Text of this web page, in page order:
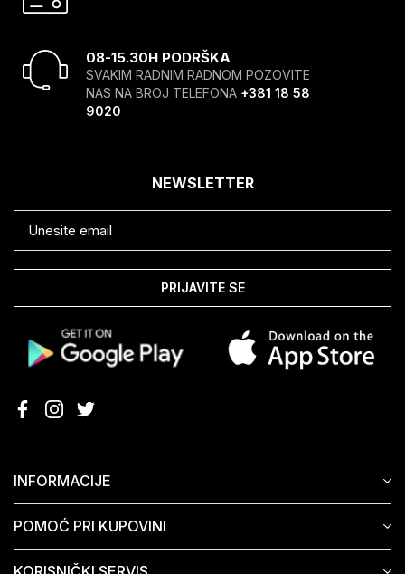
08-15.30H PODRŠKA
SVAKIM RADNIM RADNOM POZOVITE
NAS NA BROJ TELEFONA +381 18 58
9020
INFORMACIJE
POMOĆ PRI KUPOVINI
NEWSLETTER
PRIJAVITE SE